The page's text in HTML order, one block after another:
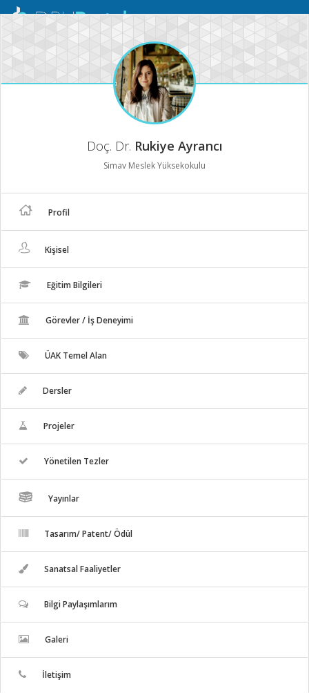
Mobil
Doç. Dr. Rukiye Ayrancı
Simav Meslek Yüksekokulu
Profil
Kişisel
Eğitim Bilgileri
Görevler / İş Deneyimi
ÜAK Temel Alan
Dersler
Projeler
Yönetilen Tezler
Yayınlar
Tasarım/ Patent/ Ödül
Sanatsal Faaliyetler
Bilgi Paylaşımlarım
Galeri
İletişim